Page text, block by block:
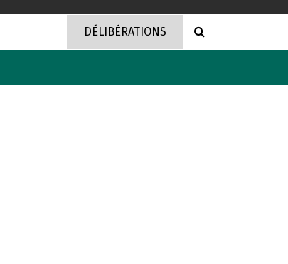
DÉLIBÉRATIONS